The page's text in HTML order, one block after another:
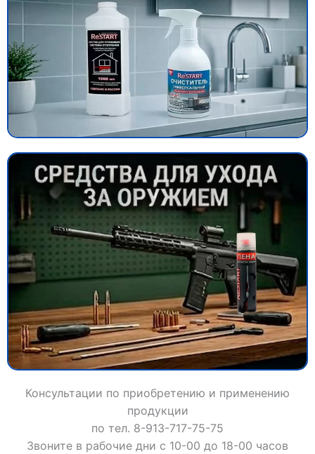
Консультации по приобретению и применению
продукции
по тел. 8-913-717-75-75
Звоните в рабочие дни с 10-00 до 18-00 часов